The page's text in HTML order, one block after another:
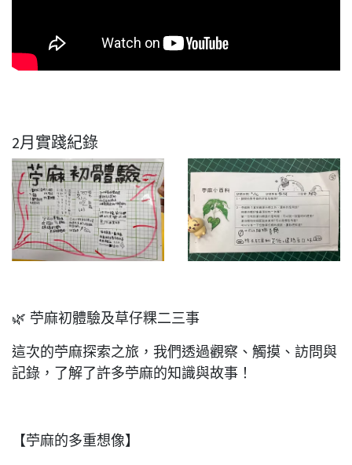
2月實踐紀錄
🌿 苧麻初體驗及草仔粿二三事
這次的苧麻探索之旅，我們透過觀察、觸摸、訪問與
記錄，了解了許多苧麻的知識與故事！
【苧麻的多重想像】